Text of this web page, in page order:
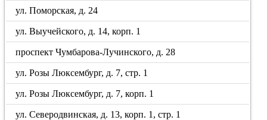
ул. Поморская, д. 24
ул. Выучейского, д. 14, корп. 1
проспект Чумбарова-Лучинского, д. 28
ул. Розы Люксембург, д. 7, стр. 1
ул. Розы Люксембург, д. 7, корп. 1
ул. Северодвинская, д. 13, корп. 1, стр. 1